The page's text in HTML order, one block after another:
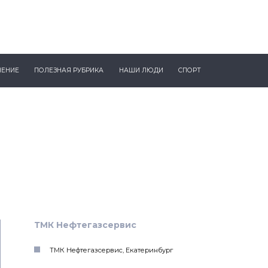
ПОЛЕЗНАЯ РУБРИКА НАШИ ЛЮДИ СПОРТ
ТМК Нефтегазсервис
ТМК Нефтегазсервис, Екатеринбург